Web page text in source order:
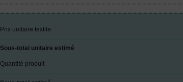
Prix unitaire textile
Sous-total unitaire estimé
Quantité produit